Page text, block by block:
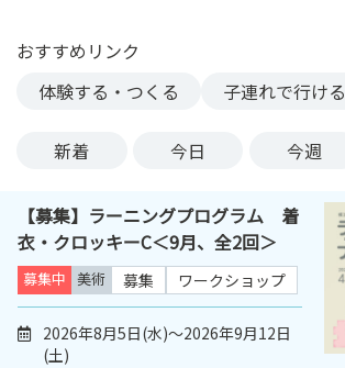
おすすめリンク
体験する・つくる
子連れで行ける
新着 今日 今週
【募集】ラーニングプログラム 着
衣・クロッキーC＜9月、全2回＞
募集中 美術 募集 ワークショップ
2026年8月5日(水)～2026年9月12日
(土)